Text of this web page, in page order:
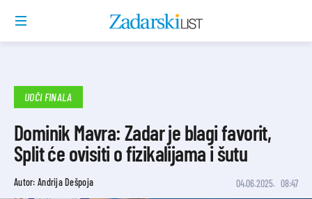
UOČI FINALA
Dominik Mavra: Zadar je blagi favorit,
Split će ovisiti o fizikalijama i šutu
Autor: Andrija Dešpoja 04.06.2025. 08:47